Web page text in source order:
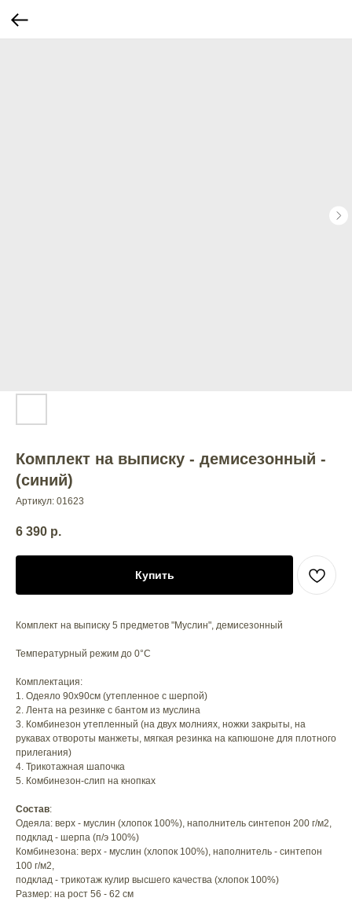
Комплект на выписку - демисезонный -
(синий)
Артикул: 01623
6 390 р.
Купить
Комплект на выписку 5 предметов "Муслин", демисезонный
Температурный режим до 0°С
Комплектация:
1. Одеяло 90х90см (утепленное с шерпой)
2. Лента на резинке с бантом из муслина
3. Комбинезон утепленный (на двух молниях, ножки закрыты, на
рукавах отвороты манжеты, мягкая резинка на капюшоне для плотного
прилегания)
4. Трикотажная шапочка
5. Комбинезон-слип на кнопках
Состав:
Одеяла: верх - муслин (хлопок 100%), наполнитель синтепон 200 г/м2,
подклад - шерпа (п/э 100%)
Комбинезона: верх - муслин (хлопок 100%), наполнитель - синтепон
100 г/м2,
подклад - трикотаж кулир высшего качества (хлопок 100%)
Размер: на рост 56 - 62 см